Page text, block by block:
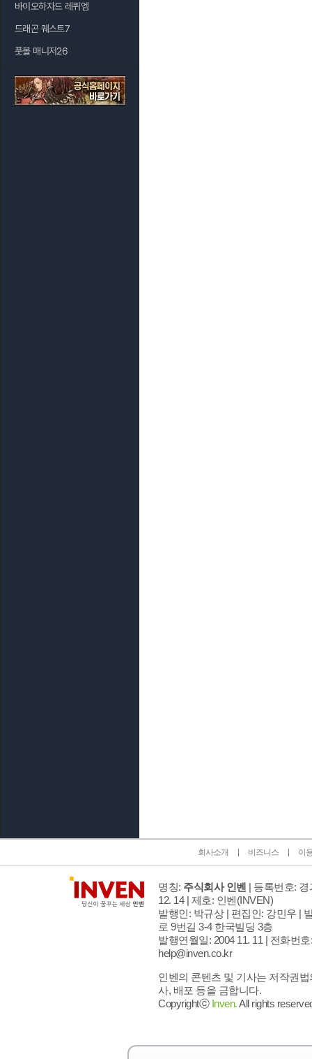
바이오하자드 레퀴엠
드래곤 퀘스트7
풋볼 매니저26
회사소개 비즈니스 이
명칭: 주식회사 인벤 | 등록번호:
12. 14 | 제호: 인벤(INVEN)
발행인: 박규상 | 편집인: 강민우 |
로 9번길 3-4 한국빌딩 3층
발행연월일: 2004 11. 11 | 전화번호
help@inven.co.kr
인벤의 콘텐츠 및 기사는 저작권
사, 배포 등을 금합니다.
Copyrightⓒ Inven.All rights